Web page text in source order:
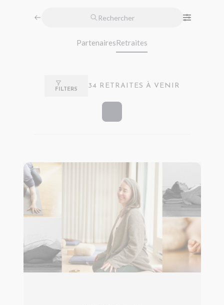
Rechercher
PartenairesRetraites
FILTERS 34 RETRAITES À VENIR